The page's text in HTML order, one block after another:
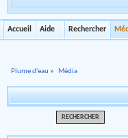
Accueil Aide Rechercher
Plume d'eau » Média
RECHERCHER